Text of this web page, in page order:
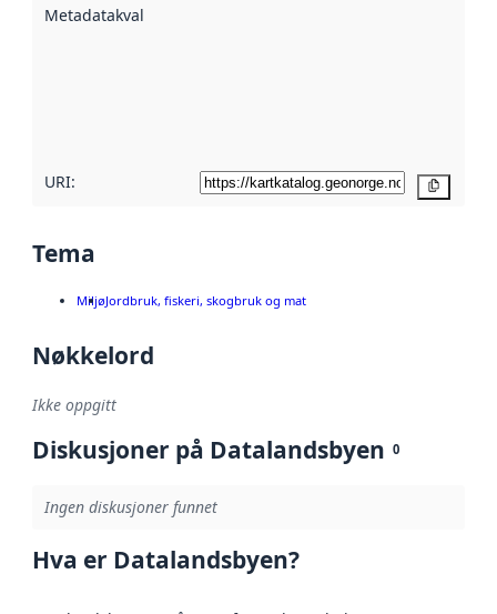
Metadatakvalitet
URI:
Tema
MiljøJordbruk, fiskeri, skogbruk og mat
Nøkkelord
Ikke oppgitt
Diskusjoner på Datalandsbyen 0
Ingen diskusjoner funnet
Hva er Datalandsbyen?